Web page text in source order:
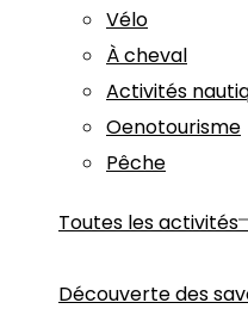
Vélo
À cheval
Activités
Oenotourisme
Pêche
Toutes les activités
Découverte des